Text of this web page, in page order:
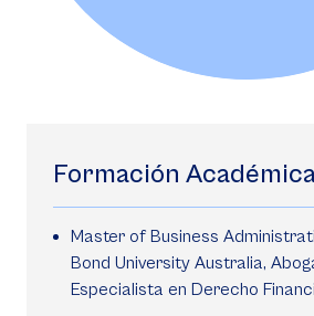
Formación
Master of Business
Bond University Australia,
Especialista en Derecho